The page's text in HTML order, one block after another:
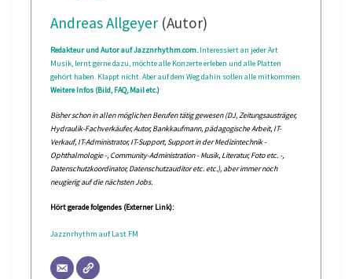
Andreas Allgeyer(Autor)
Redakteur und Autor auf Jazznrhythm.com. Interessiert an jeder Art
Musik, lernt gerne dazu, möchte alle Konzerte erleben und alle Platten
gehört haben. Klappt nicht. Aber auf dem Weg dahin sollen alle mitkommen.
Weitere Infos (Bild, FAQ, Mail etc.)
Bisher schon in allen möglichen Berufen tätig gewesen (DJ, Zeitungsausträger,
Hydraulik-Fachverkäufer, Autor, Bankkaufmann, pädagogische Arbeit, IT-
Verkauf, IT-Administrator, IT-Support, Support in der Medizintechnik -
Ophthalmologie -, Community-Administration - Musik, Literatur, Foto etc. -,
Datenschutzkoordinator, Datenschutzauditor etc. etc.), aber immer noch
neugierig auf die nächsten Jobs.
Hört gerade folgendes (Externer Link):
Jazznrhythm auf Last.FM